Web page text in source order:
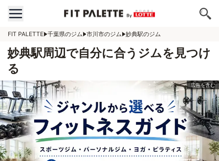
FIT PALETTE 千葉県のジム 市川市のジム 妙典駅のジム
妙典駅周辺で自分に合うジムを見つけ
る